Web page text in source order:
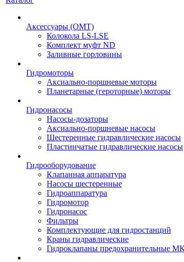
Аксессуары (OMT)
Колокола LS-LSE
Комплект муфт ND
Заливные горловины
Гидромоторы
Аксиально-поршневые моторы
Планетарные (героторные) моторы
Гидронасосы
Насосы-дозаторы
Аксиально-поршневые насосы
Шестеренные гидравлические насосы
Пластинчатые гидравлические насосы
Гидрооборудование
Клапанная аппаратура
Насосы шестеренные
Гидроаппаратура
Гидромотор
Гидронасос
Фильтры
Комплектующие для гидростанций
Краны гидравлические
Гидроклапаны предохранительные